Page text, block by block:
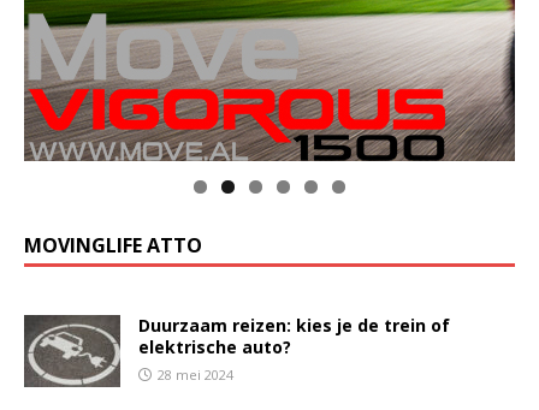
MOVINGLIFE ATTO
Duurzaam reizen: kies je de trein of
elektrische auto?
28 mei 2024